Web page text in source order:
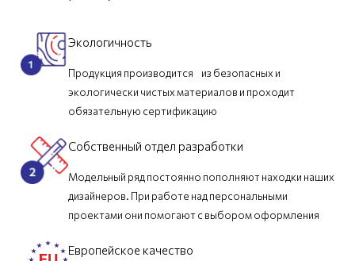
Экологичность
Продукция производится из безопасных и
экологически чистых материалов и проходит
обязательную сертификацию
Собственный отдел разработки
Модельный ряд постоянно пополняют находки наших
дизайнеров. При работе над персональными
проектами они помогают с выбором оформления
Европейское качество